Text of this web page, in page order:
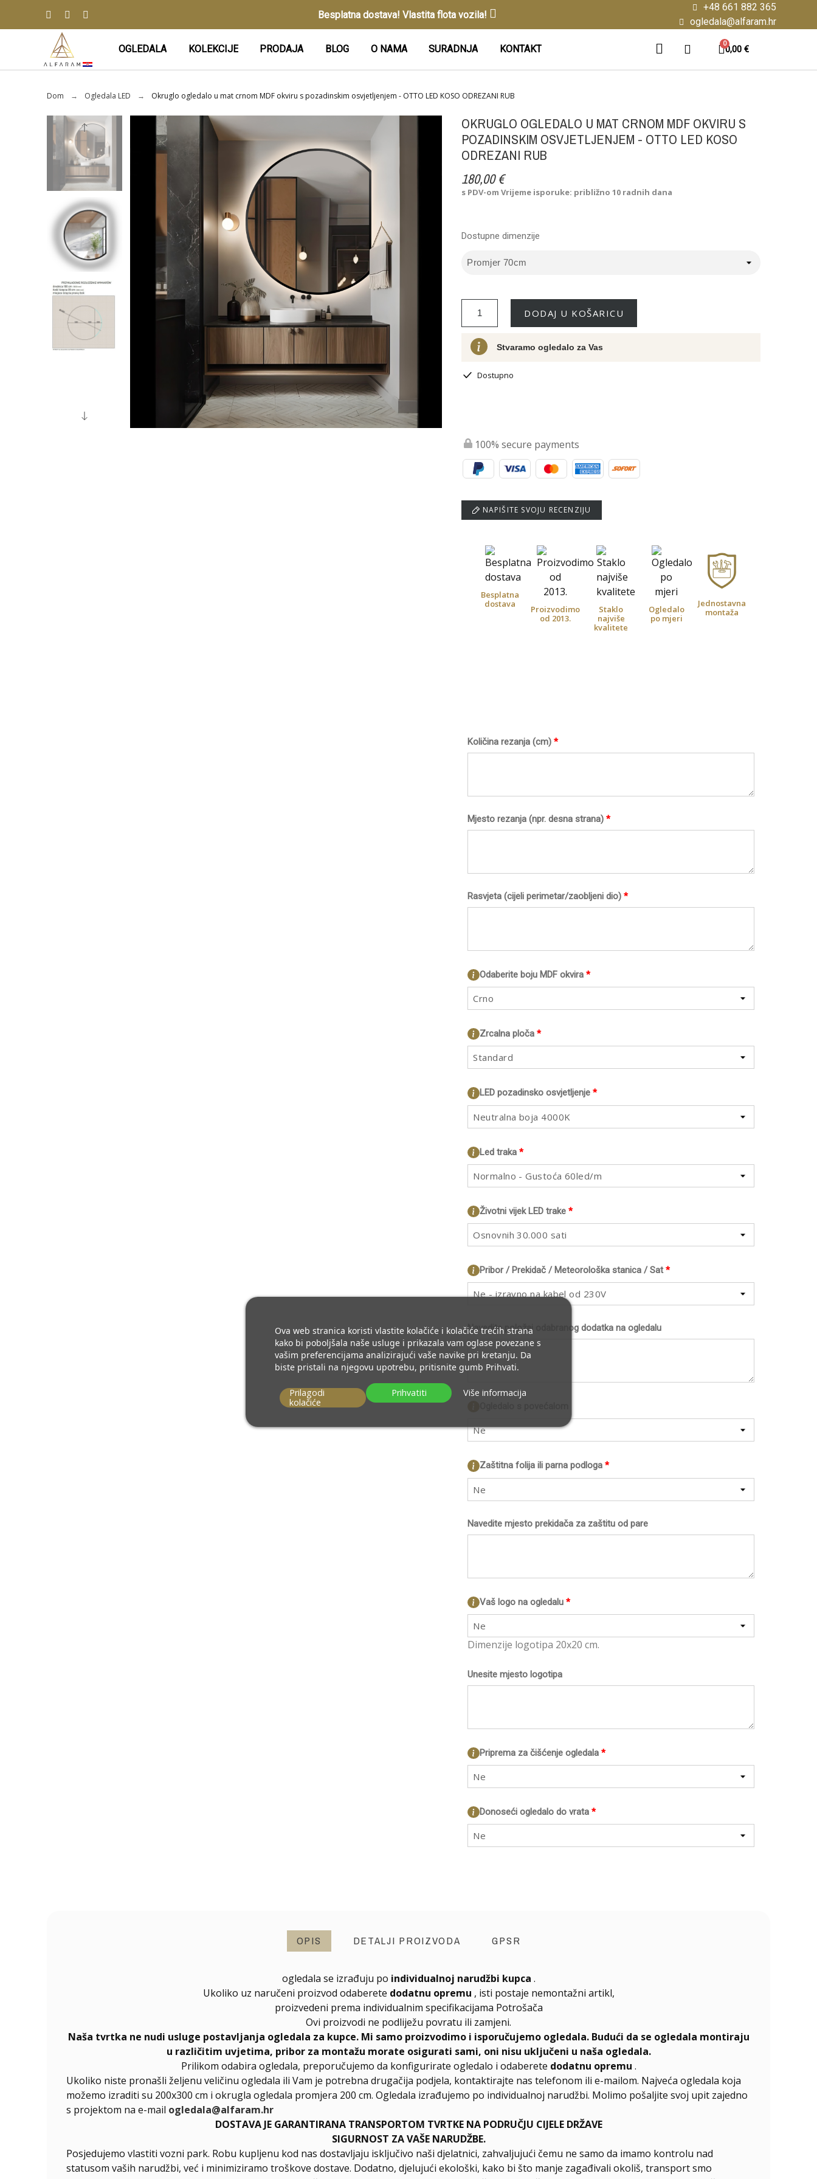
Besplatna dostava! Vlastita flota vozila!
+48 661 882 365
ogledala@alfaram.hr
OGLEDALA KOLEKCIJE PRODAJA BLOG O NAMA SURADNJA KONTAKT 0,00 €
Dom Ogledala LED Okruglo ogledalo u mat crnom MDF okviru s pozadinskim osvjetljenjem - OTTO LED KOSO ODREZANI RUB
OKRUGLO OGLEDALO U MAT CRNOM MDF OKVIRU S
POZADINSKIM OSVJETLJENJEM - OTTO LED KOSO
ODREZANI RUB
180,00 €
s PDV-omVrijeme isporuke: približno 10 radnih dana
Dostupne dimenzije
DODAJ U KOŠARICU
Stvaramo ogledalo za Vas
Dostupno
100% secure payments
NAPIŠITE SVOJU RECENZIJU
*
Količina rezanja (cm)
*
Mjesto rezanja (npr. desna strana)
*
Rasvjeta (cijeli perimetar/zaobljeni dio)
*
Odaberite boju MDF okvira
Crno
*
Zrcalna ploča
Standard
*
LED pozadinsko osvjetljenje
Neutralna boja 4000K
*
Led traka
Normalno - Gustoća 60led/m
*
Životni vijek LED trake
Osnovnih 30.000 sati
*
Pribor / Prekidač / Meteorološka stanica / Sat
Ne - izravno na kabel od 230V
Navedite položaj odabranog dodatka na ogledalu
Ne
*
Zaštitna folija ili parna podloga
Ne
Navedite mjesto prekidača za zaštitu od pare
*
Vaš logo na ogledalu
Ne
Dimenzije logotipa 20x20 cm.
Unesite mjesto logotipa
*
Priprema za čišćenje ogledala
Ne
*
Donoseći ogledalo do vrata
Ne
Besplatna
dostava
Proizvodimo
od 2013.
Staklo
najviše
kvalitete
Ogledalo
po mjeri
Jednostavna
montaža
OPIS DETALJI PROIZVODA GPSR
ogledala se izrađuju po individualnoj narudžbi kupca .
Ukoliko uz naručeni proizvod odaberete dodatnu opremu , isti postaje nemontažni artikl,
proizvedeni prema individualnim specifikacijama Potrošača
Ovi proizvodi ne podliježu povratu ili zamjeni.
Naša tvrtka ne nudi usluge postavljanja ogledala za kupce. Mi samo proizvodimo i isporučujemo ogledala. Budući da se ogledala montiraju
u različitim uvjetima, pribor za montažu morate osigurati sami, oni nisu uključeni u naša ogledala.
Prilikom odabira ogledala, preporučujemo da konfigurirate ogledalo i odaberete dodatnu opremu .
Ukoliko niste pronašli željenu veličinu ogledala ili Vam je potrebna drugačija podjela, kontaktirajte nas telefonom ili e-mailom. Najveća ogledala koja
možemo izraditi su 200x300 cm i okrugla ogledala promjera 200 cm. Ogledala izrađujemo po individualnoj narudžbi. Molimo pošaljite svoj upit zajedno
s projektom na e-mail ogledala@alfaram.hr
DOSTAVA JE GARANTIRANA TRANSPORTOM TVRTKE NA PODRUČJU CIJELE DRŽAVE
SIGURNOST ZA VAŠE NARUDŽBE.
Posjedujemo vlastiti vozni park. Robu kupljenu kod nas dostavljaju isključivo naši djelatnici, zahvaljujući čemu ne samo da imamo kontrolu nad
statusom vaših narudžbi, već i minimiziramo troškove dostave. Dodatno, djelujući ekološki, kako bi što manje zagađivali okoliš, transport smo
Ova web stranica koristi vlastite kolačiće i kolačiće trećih strana
kako bi poboljšala naše usluge i prikazala vam oglase povezane s
vašim preferencijama analizirajući vaše navike pri kretanju. Da
biste pristali na njegovu upotrebu, pritisnite gumb Prihvati.
Više informacija
Prilagodi
kolačiće
Prihvatiti